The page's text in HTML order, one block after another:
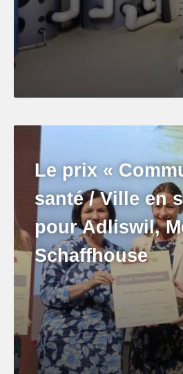
Le prix «
santé / Ville en
pour Adliswil,
Schaffhouse